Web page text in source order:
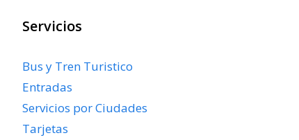
Servicios
Bus y Tren Turistico
Entradas
Servicios por Ciudades
Tarjetas